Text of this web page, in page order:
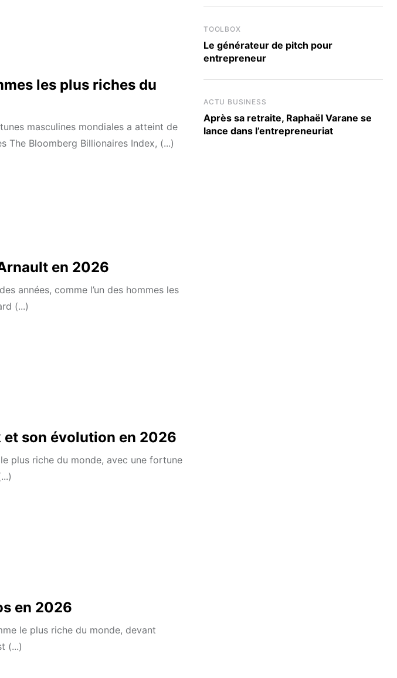
les plus riches du
masculines mondiales a atteint de
The Bloomberg Billionaires Index, (...)
en 2026
années, comme l’un des hommes les
(...)
et son évolution en 2026
plus riche du monde, avec une fortune
en 2026
le plus riche du monde, devant
(...)
TOOLBOX
Le générateur de pitch pour
entrepreneur
ACTU BUSINESS
Après sa retraite, Raphaël Varane se
lance dans l’entrepreneuriat